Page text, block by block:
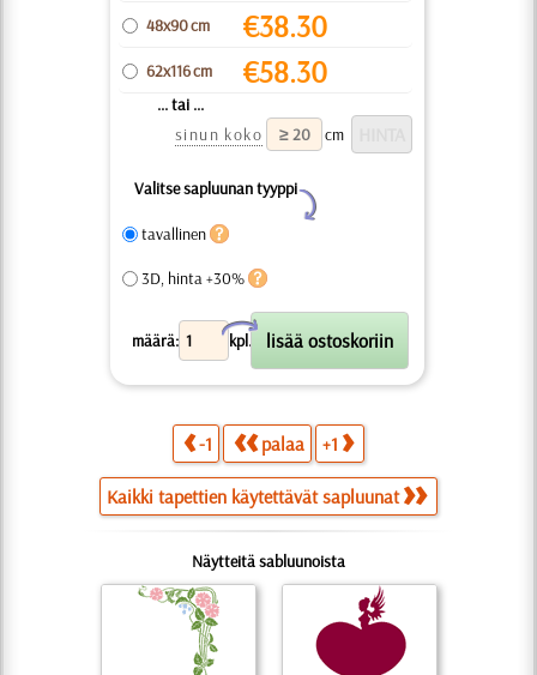
48x90 cm €38.30
62x116 cm €58.30
... tai ...
sinun koko
cm
Valitse sapluunan tyyppi
Y
tavallinen
3D, hinta +30%
määrä: kpl.
X
-1 palaa +1
Kaikki tapettien käytettävät sapluunat
Näytteitä sabluunoista